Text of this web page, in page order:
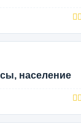
население